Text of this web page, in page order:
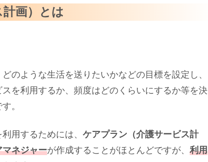
画）とは
どのような生活を送りたいかなどの目標を設定し、
を利用するか、頻度はどのくらいにするか等を決
。
利用するためには、 ケアプラン（介護サービス計
マネジャーが作成することがほとんどですが、 利用